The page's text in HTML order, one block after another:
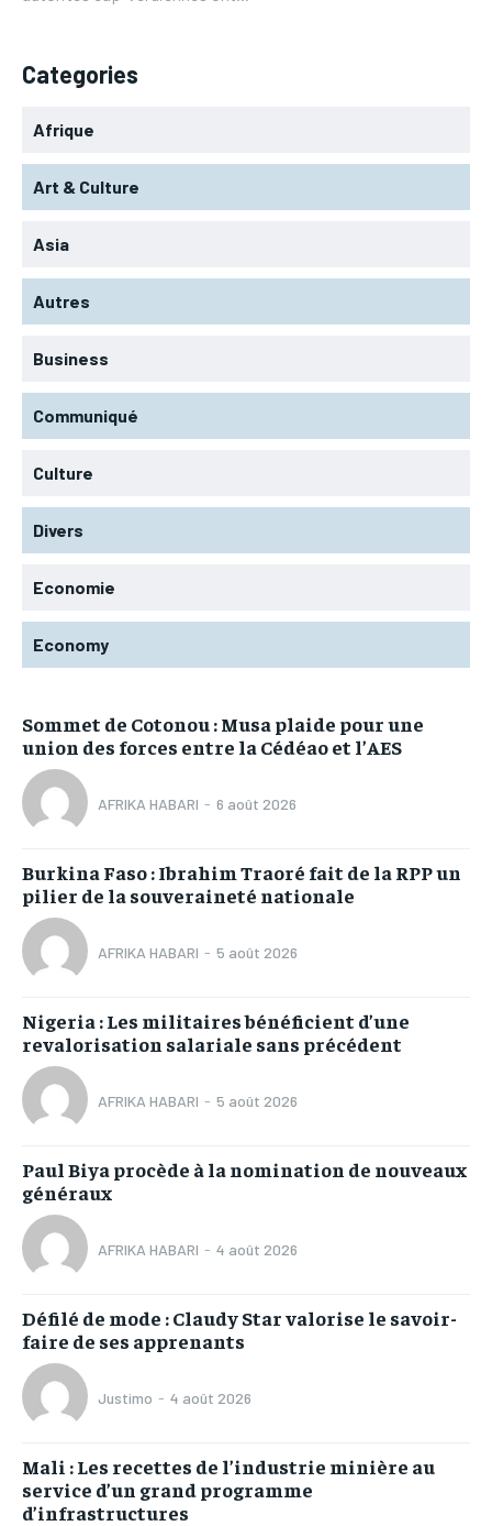
Categories
Afrique
Art & Culture
Asia
Autres
Business
Communiqué
Culture
Divers
Economie
Economy
Sommet de Cotonou : Musa plaide pour une
union des forces entre la Cédéao et l’AES
AFRIKA HABARI - 6 août 2026
Burkina Faso : Ibrahim Traoré fait de la RPP un
pilier de la souveraineté nationale
AFRIKA HABARI - 5 août 2026
Nigeria : Les militaires bénéficient d’une
revalorisation salariale sans précédent
AFRIKA HABARI - 5 août 2026
Paul Biya procède à la nomination de nouveaux
généraux
AFRIKA HABARI - 4 août 2026
Défilé de mode : Claudy Star valorise le savoir-
faire de ses apprenants
Justimo - 4 août 2026
Mali : Les recettes de l’industrie minière au
service d’un grand programme
d’infrastructures